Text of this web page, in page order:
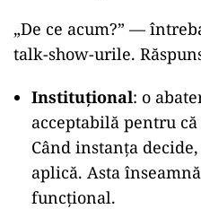
„De ce acum?” —
talk-show-urile.
Instituțional: o
acceptabilă pentru
Când instanța
aplică. Asta
funcțional.